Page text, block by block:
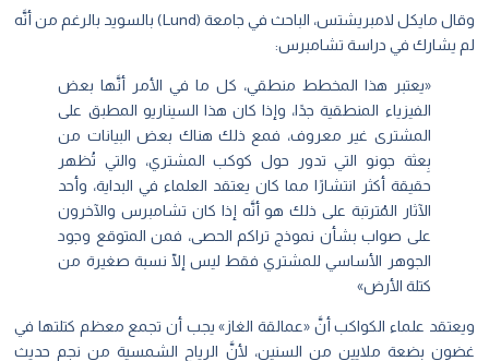
وقال مايكل لامبريشتس، الباحث في جامعة (Lund) بالسويد بالرغم من أنَّه
لم يشارك في دراسة تشامبرس:
«يعتبر هذا المخطط منطقي، كل ما في الأمر أنَّها بعض
الفيزياء المنطقية جدًا، وإذا كان هذا السيناريو المطبق على
المشترى غير معروف، فمع ذلك هناك بعض البيانات من
بِعثة جونو التي تدور حول كوكب المشتري، والتي تُظهر
حقيقة أكثر انتشارًا مما كان يعتقد العلماء في البداية، وأحد
الآثار المُترتبة على ذلك هو أنَّه إذا كان تشامبرس والآخرون
على صواب بشأن نموذج تراكم الحصى، فمن المتوقع وجود
الجوهر الأساسي للمشتري فقط ليس إلّا نسبة صغيرة من
كتلة الأرض»
ويعتقد علماء الكواكب أنَّ «عمالقة الغاز» يجب أن تجمع معظم كتلتها في
غضون بضعة ملايين من السنين، لأنَّ الرياح الشمسية من نجم حديث